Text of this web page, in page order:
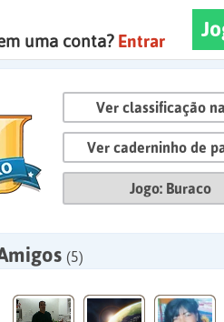
uma conta? Entrar
Ver classificação
Ver caderninho de
(5)